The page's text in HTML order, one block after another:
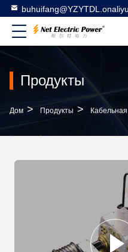
Продукты
Дом > Продукты >